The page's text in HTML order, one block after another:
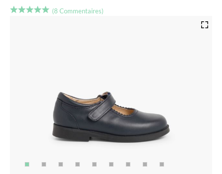
(8 Commentaires)